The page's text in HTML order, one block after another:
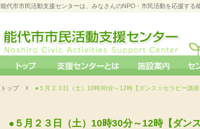
能代市市民活動支援センターは、みなさんのNPO・市民活動を応援する
トップ › ●５月２３日（土）10時30分～12時【ダンス☆セラピー講座
●５月２３日（土）10時30分～12時【ダン